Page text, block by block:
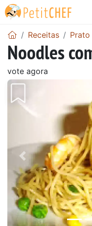
Receitas
Noodles
vote agora
Anterior